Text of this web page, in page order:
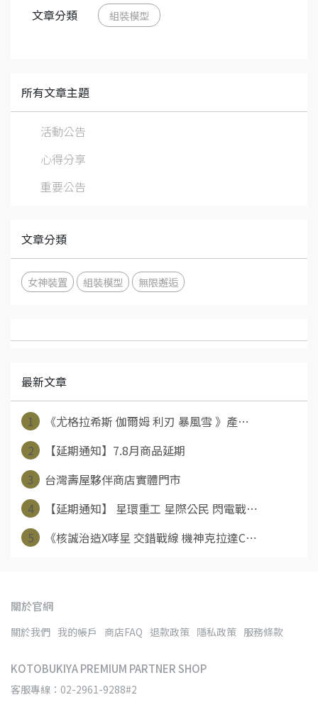
文章分類 組裝模型
所有文章主題
活動公告
心得分享
重要公告
文章分類
女神裝置 組裝模型 無限邂逅
最新文章
1
《尤格拉希斯 伽爾姆 利刃 暴風雪 》產⋯
2
【延期通知】7.8月商品延期
3
台灣壽屋夥伴商店實體門市
4
【延期通知】 星環重工 星際公民 閃電戰⋯
5
《核誠治造X哮星 交錯戰線 機神克拉達C⋯
關於官網
關於我們 我的帳戶 商店FAQ 退款政策 隱私政策 服務條款
KOTOBUKIYA PREMIUM PARTNER SHOP
客服專線：02-2961-9288#2